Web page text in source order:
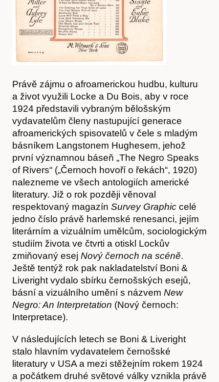
Hostcast
Akce
Právě zájmu o afroamerickou hudbu, kulturu
a život využili Locke a Du Bois, aby v roce
1924 představili vybraným bělošským
vydavatelům členy nastupující generace
afroamerických spisovatelů v čele s mladým
básníkem Langstonem Hughesem, jehož
první významnou báseň „The Negro Speaks
of Rivers“ („Černoch hovoří o řekách“, 1920)
nalezneme ve všech antologiích americké
literatury. Již o rok později věnoval
respektovaný magazín Survey Graphic celé
jedno číslo právě harlemské renesanci, jejím
literárním a vizuálním umělcům, sociologickým
studiím života ve čtvrti a otiskl Lockův
zmiňovaný esej Nový černoch na scéně.
Ještě tentýž rok pak nakladatelství Boni &
Liveright vydalo sbírku černošských esejů,
básní a vizuálního umění s názvem New
Negro: An Interpretation (Nový černoch:
Interpretace).
V následujících letech se Boni & Liveright
stalo hlavním vydavatelem černošské
literatury v USA a mezi stěžejním rokem 1924
a počátkem druhé světové války vznikla právě